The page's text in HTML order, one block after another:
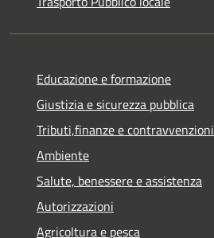
Educazione e formazione
Giustizia e sicurezza pubblica
Tributi,finanze e contravvenzioni
Ambiente
Salute, benessere e assistenza
Autorizzazioni
Agricoltura e pesca